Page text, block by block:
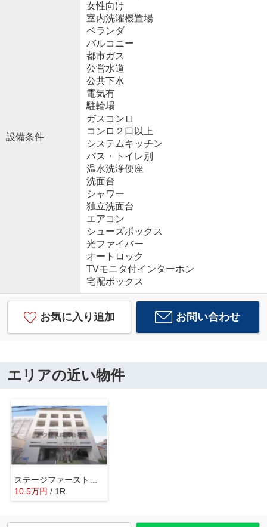
設備条件
女性向け
室内洗濯機置場
ベランダ
バルコニー
都市ガス
公営水道
公共下水
電気有
駐輪場
ガスコンロ
コンロ２口以上
システムキッチン
バス・トイレ別
温水洗浄便座
洗面台
シャワー
独立洗面台
エアコン
シューズボックス
光ファイバー
オートロック
TVモニタ付インターホン
宅配ボックス
お気に入り追加 お問い合わせ
エリアの近い物件
ステージファースト上落合
10.5万円 / 1R